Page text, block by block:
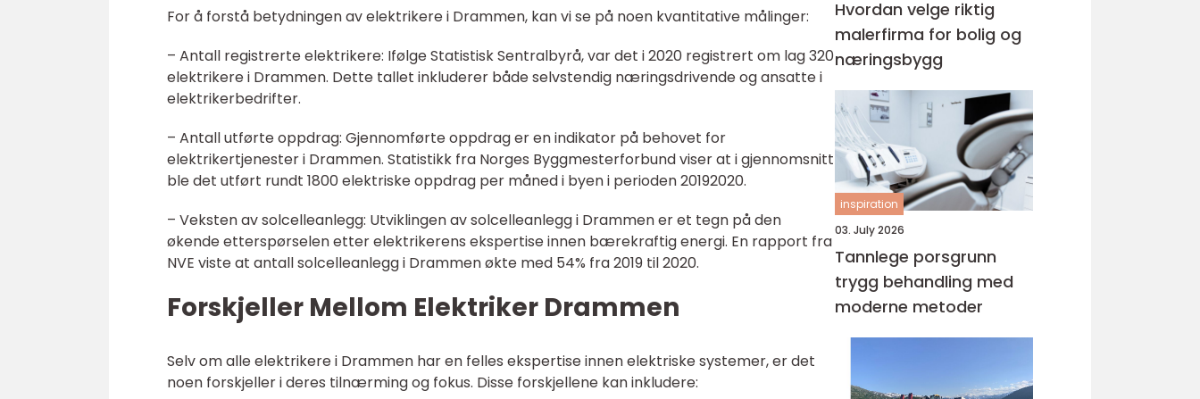
For å forstå betydningen av elektrikere i Drammen, kan vi se på noen kvantitative målinger:
– Antall registrerte elektrikere: Ifølge Statistisk Sentralbyrå, var det i 2020 registrert om lag 320
elektrikere i Drammen. Dette tallet inkluderer både selvstendig næringsdrivende og ansatte i
elektrikerbedrifter.
– Antall utførte oppdrag: Gjennomførte oppdrag er en indikator på behovet for
elektrikertjenester i Drammen. Statistikk fra Norges Byggmesterforbund viser at i gjennomsnitt
ble det utført rundt 1800 elektriske oppdrag per måned i byen i perioden 20192020.
– Veksten av solcelleanlegg: Utviklingen av solcelleanlegg i Drammen er et tegn på den
økende etterspørselen etter elektrikerens ekspertise innen bærekraftig energi. En rapport fra
NVE viste at antall solcelleanlegg i Drammen økte med 54% fra 2019 til 2020.
Forskjeller Mellom Elektriker Drammen
Selv om alle elektrikere i Drammen har en felles ekspertise innen elektriske systemer, er det
noen forskjeller i deres tilnærming og fokus. Disse forskjellene kan inkludere:
Hvordan velge riktig
malerfirma for bolig og
næringsbygg
inspiration
03. July 2026
Tannlege porsgrunn
trygg behandling med
moderne metoder